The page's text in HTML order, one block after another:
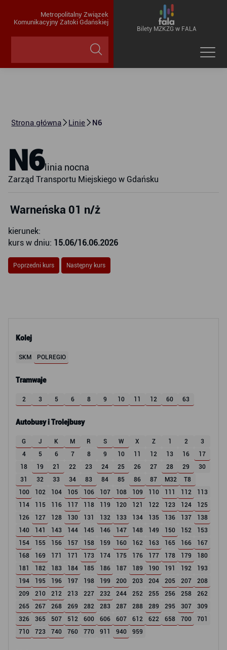
Metropolitalny Związek
Komunikacyjny Zatoki Gdańskiej
Bilety MZKZG w FALA
Strona główna Linie N6
Kolej
SKM POLREGIO
Tramwaje
2 3 5 6 8 9 10 11 12 60 63
Autobusy i Trolejbusy
G J K M R S W X Z 1 2
3
4
5 6 7 8 9 10 11 12 13 16
17
18
19 21 22 23 24 25 26 27 28 29
30
31
32 33 34 83 84 85 86 87 M32
T8
100
102 104 105 106 107 108 109 110 111 112
113
114
115 116 117 118 119 120 121 122 123 124
125
126
127 128 130 131 132 133 134 135 136 137
138
140
141 143 144 145 146 147 148 149 150 152
153
154
155 156 157 158 159 160 162 163 165 166
167
168
169 171 171 173 174 175 176 177 178 179
180
181
182 183 184 185 186 187 189 190 191 192
193
194
195 196 197 198 199 200 203 204 205 207
208
209
210 212 213 227 232 244 252 255 256 258
262
265
267 268 269 282 283 287 288 289 295 307
309
326
365 507 512 600 606 607 612 622 658 700
701
710
723 740 760 770 911 940 959
N6linia nocna
Zarząd Transportu Miejskiego w Gdańsku
Warneńska 01 n/ż
kierunek:
kurs w dniu: 15.06/16.06.2026
Poprzedni kurs Następny kurs